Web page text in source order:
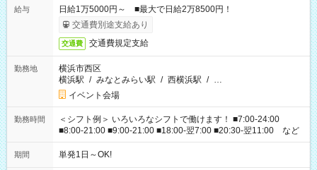
給与
日給1万5000円～ ■最大で日給2万8500円！
交通費別途支給あり
交通費 交通費規定支給
勤務地
横浜市西区
横浜駅 / みなとみらい駅 / 西横浜駅 / …
イベント会場
勤務時間
＜シフト例＞ いろいろなシフトで働けます！ ■7:00-24:00
■8:00-21:00 ■9:00-21:00 ■18:00-翌7:00 ■20:30-翌11:00 など
期間 単発1日～OK!